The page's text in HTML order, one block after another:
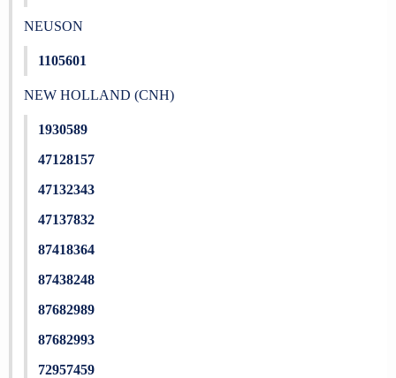
NEUSON
1105601
NEW HOLLAND (CNH)
1930589
47128157
47132343
47137832
87418364
87438248
87682989
87682993
72957459